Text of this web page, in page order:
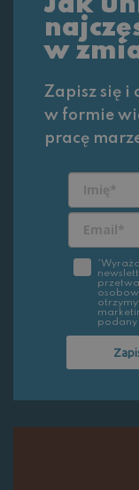
w
Zapisz się i
w formie
pracę
podany